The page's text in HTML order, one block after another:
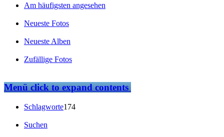
Am häufigsten angesehen
Neueste Fotos
Neueste Alben
Zufällige Fotos
Menüclick to expand contents
Schlagworte174
Suchen